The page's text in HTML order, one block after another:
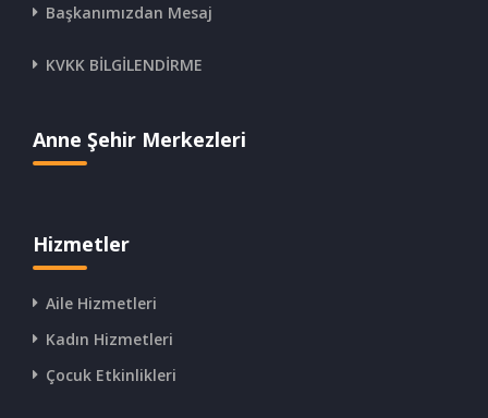
Başkanımızdan Mesaj
KVKK BİLGİLENDİRME
Anne Şehir Merkezleri
Hizmetler
Aile Hizmetleri
Kadın Hizmetleri
Çocuk Etkinlikleri